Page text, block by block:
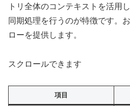
トリ全体のコンテキストを活用
同期処理を行うのが特徴です。
ローを提供します。
スクロールできます
項目